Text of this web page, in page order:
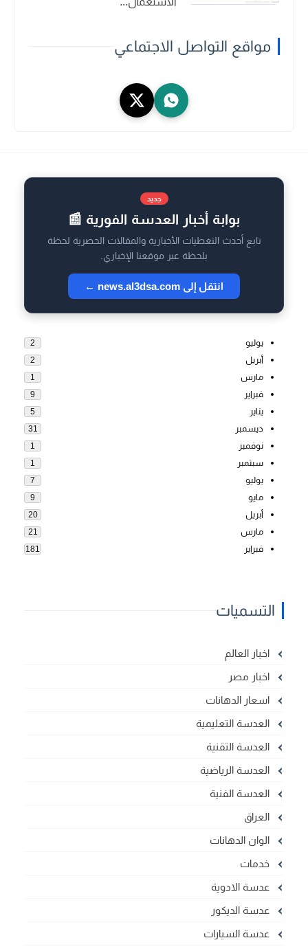
مواقع التواصل الاجتماعي
جديد
بوابة أخبار العدسة الفورية 📰
تابع أحدث التغطيات الأخبارية والمقالات الحصرية لحظة
بلحظة عبر موقعنا الإخباري.
انتقل إلى news.al3dsa.com ←
يوليو 2
أبريل 2
مارس 1
فبراير 9
يناير 5
ديسمبر 31
نوفمبر 1
سبتمبر 1
يوليو 7
مايو 9
أبريل 20
مارس 21
فبراير 181
التسميات
اخبار العالم
اخبار مصر
اسعار الدهانات
العدسة التعليمية
العدسة التقنية
العدسة الرياضية
العدسة الفنية
العراق
الوان الدهانات
خدمات
عدسة الادوية
عدسة الديكور
عدسة السيارات